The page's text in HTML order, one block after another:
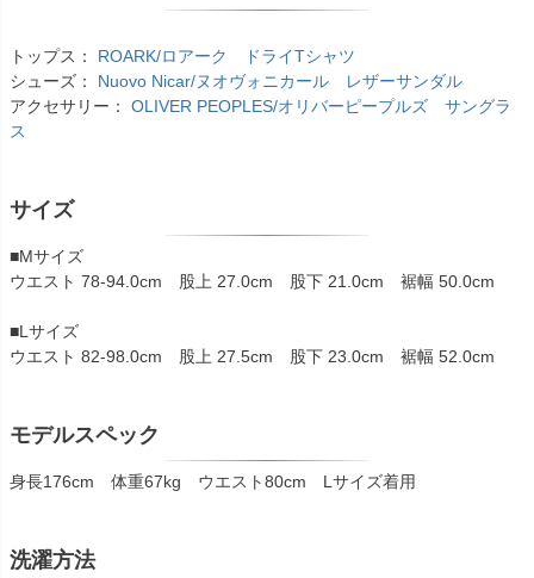
トップス：
ROARK/ロアーク ドライTシャツ
シューズ：
Nuovo Nicar/ヌオヴォニカール レザーサンダル
アクセサリー：
OLIVER PEOPLES/オリバーピープルズ サングラ
ス
サイズ
■Mサイズ
ウエスト 78-94.0cm 股上 27.0cm 股下 21.0cm 裾幅 50.0cm
■Lサイズ
ウエスト 82-98.0cm 股上 27.5cm 股下 23.0cm 裾幅 52.0cm
モデルスペック
身長176cm 体重67kg ウエスト80cm Lサイズ着用
洗濯方法